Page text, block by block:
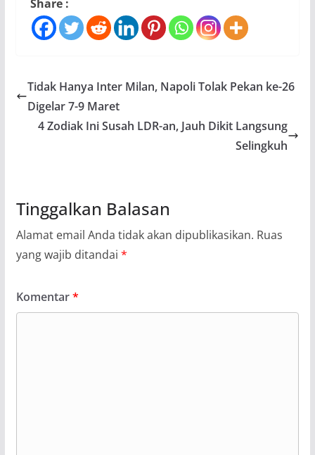
Share :
Tidak Hanya Inter Milan, Napoli Tolak Pekan ke-26
Digelar 7-9 Maret
4 Zodiak Ini Susah LDR-an, Jauh Dikit Langsung
Selingkuh
Tinggalkan Balasan
Alamat email Anda tidak akan dipublikasikan. Ruas
yang wajib ditandai *
Komentar*